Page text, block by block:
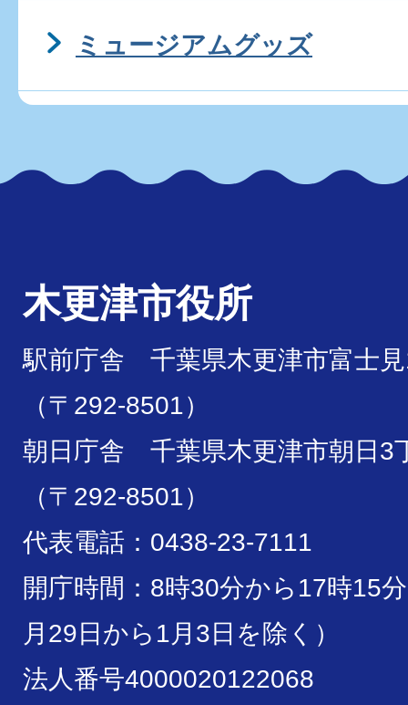
ミュージアムグッズ
木更津市役所
駅前庁舎 千葉県木更津市富士
（〒292-8501）
朝日庁舎 千葉県木更津市朝日3
（〒292-8501）
代表電話：0438-23-7111
開庁時間：8時30分から17時15
月29日から1月3日を除く）
法人番号4000020122068